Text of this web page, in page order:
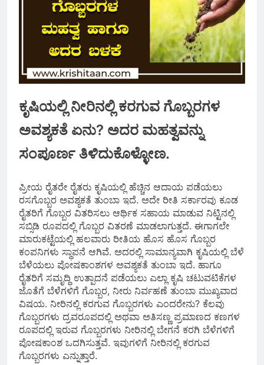
ಕೃಷಿಯಲ್ಲಿ ನೀರಿನಲ್ಲಿ ಕರಗುವ ಗೊಬ್ಬರಗಳ
ಅವಶ್ಯಕತೆ ಏನು? ಅದರ ಮಹತ್ವವನ್ನು
ಸಂಪೂರ್ಣ ತಿಳಿದುಕೊಳ್ಳೋಣ.
ಪ್ರೀಯ‌ ರೈತರೇ ರೈತರು ಕೃಷಿಯಲ್ಲಿ ಹೆಚ್ಚಿನ ಆದಾಯ ಪಡೆಯಲು
ರಸಗೊಬ್ಬರ ಅವಶ್ಯಕತೆ ತುಂಬಾ ಇದೆ. ಅದೇ ರೀತಿ ಸರ್ಕಾರವು ಕೂಡ
ರೈತರಿಗೆ ಗೊಬ್ಬರ ವಿತರಿಸಲು ಆರ್ಥಿಕ ಸಹಾಯ ಮಾಡುವ ನಿಟ್ಟಿನಲ್ಲಿ
ಸಬ್ಸಿಡಿ ರೂಪದಲ್ಲಿ ಗೊಬ್ಬರ ವಿತರಣೆ ಮಾಡಲಾಗುತ್ತದೆ. ಈಗಾಗಲೇ
ಮಾರುಕಟ್ಟೆಯಲ್ಲಿ ಹಲವಾರು ರೀತಿಯ ಹೊಸ ಹೊಸ ಗೊಬ್ಬರ
ಕಂಪನಿಗಳು ಸ್ಥಾಪನೆ ಆಗಿವೆ. ಅದರಲ್ಲಿ ಸಾಮಾನ್ಯವಾಗಿ ಕೃಷಿಯಲ್ಲಿ ಬೆಳೆ
ಬೆಳೆಯಲು ಪೋಷಕಾಂಶಗಳ ಅವಶ್ಯಕತೆ ತುಂಬಾ ಇದೆ. ಹಾಗೂ
ರೈತರಿಗೆ ಸಮೃದ್ಧಿ ಉತ್ಪಾದನೆ ಪಡೆಯಲು ಎಲ್ಲಾ ಕೃಷಿ ಚಟುವಟಿಕೆಗಳ
ಜೊತೆಗೆ ಬೆಳೆಗಳಿಗೆ ಗೊಬ್ಬರ, ನೀರು ನಿರ್ವಹಣೆ ತುಂಬಾ ಮುಖ್ಯವಾದ
ವಿಷಯ. ನೀರಿನಲ್ಲಿ ಕರಗುವ ಗೊಬ್ಬರಗಳು ಎಂದರೇನು? ಕೆಲವು
ಗೊಬ್ಬರಗಳು ದ್ರವರೂಪದಲ್ಲಿ ಅಥವಾ ಅತಿಸಣ್ಣ ಪ್ರಮಾಣದ ಕಣಗಳ
ರೂಪದಲ್ಲಿ ಇರುವ ಗೊಬ್ಬರಗಳು ನೀರಿನಲ್ಲಿ ಬೇಗನೆ ಕರಗಿ ಬೆಳೆಗಳಿಗೆ
ಪೋಷಕಾಂಶ ಒದಗಿಸುತ್ತವೆ. ಇವುಗಳಿಗೆ ನೀರಿನಲ್ಲಿ ಕರಗುವ
ಗೊಬ್ಬರಗಳು ಎನ್ನುತ್ತಾರೆ.